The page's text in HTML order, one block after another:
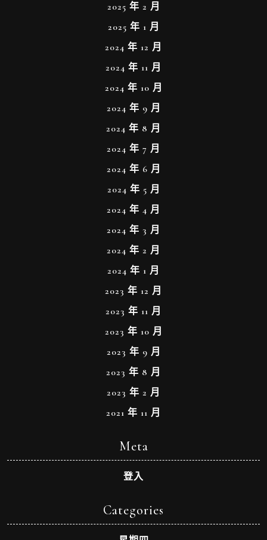
2025 年 2 月
2025 年 1 月
2024 年 12 月
2024 年 11 月
2024 年 10 月
2024 年 9 月
2024 年 8 月
2024 年 7 月
2024 年 6 月
2024 年 5 月
2024 年 4 月
2024 年 3 月
2024 年 2 月
2024 年 1 月
2023 年 12 月
2023 年 11 月
2023 年 10 月
2023 年 9 月
2023 年 8 月
2023 年 2 月
2021 年 11 月
Meta
登入
Categories